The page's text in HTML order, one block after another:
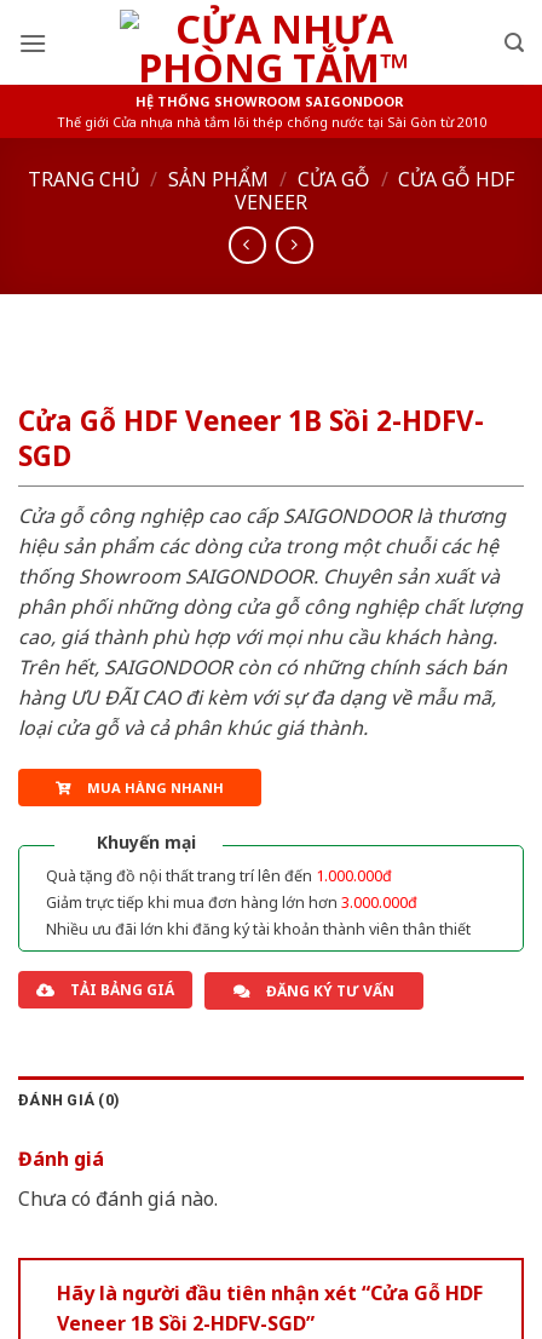
HỆ THỐNG SHOWROOM SAIGONDOOR
Thế giới Cửa nhựa nhà tắm lõi thép chống nước tại Sài Gòn từ 2010
TRANG CHỦ / SẢN PHẨM / CỬA GỖ / CỬA GỖ HDF
VENEER
Cửa Gỗ HDF Veneer 1B Sồi 2-HDFV-
SGD
Cửa gỗ công nghiệp cao cấp SAIGONDOOR là thương
hiệu sản phẩm các dòng cửa trong một chuỗi các hệ
thống Showroom SAIGONDOOR. Chuyên sản xuất và
phân phối những dòng cửa gỗ công nghiệp chất lượng
cao, giá thành phù hợp với mọi nhu cầu khách hàng.
Trên hết, SAIGONDOOR còn có những chính sách bán
hàng ƯU ĐÃI CAO đi kèm với sự đa dạng về mẫu mã,
loại cửa gỗ và cả phân khúc giá thành.
MUA HÀNG NHANH
Khuyến mại
Quà tặng đồ nội thất trang trí lên đến 1.000.000đ
Giảm trực tiếp khi mua đơn hàng lớn hơn 3.000.000đ
Nhiều ưu đãi lớn khi đăng ký tài khoản thành viên thân thiết
TẢI BẢNG GIÁ ĐĂNG KÝ TƯ VẤN
ĐÁNH GIÁ (0)
Đánh giá
Chưa có đánh giá nào.
Hãy là người đầu tiên nhận xét “Cửa Gỗ HDF
Veneer 1B Sồi 2-HDFV-SGD”